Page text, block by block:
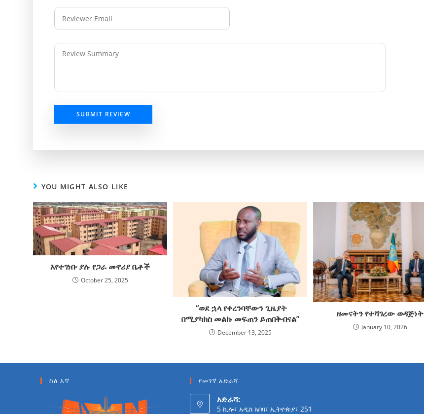
SUBMIT REVIEW
YOU MIGHT ALSO LIKE
እየተገነቡ ያሉ የጋራ መኖሪያ ቤቶች
October 25, 2025
“ወደ ኋላ የቀረንባቸውን ጊዜያት
በሚያካክስ መልኩ መፍጠን ይጠበቅብናል”
December 13, 2025
ዘመናትን የተሻገረው ወዳጅነት
January 10, 2026
ስለ እኛ የመገኛ አድራሻ
አድራሻ:
5 ኪሎ፣ አዲስ አበባ፣ ኢትዮጵያ፣ 251